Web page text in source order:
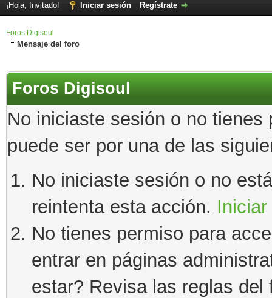
¡Hola, Invitado! Iniciar sesión Regístrate
Foros Digisoul
Mensaje del foro
Foros Digisoul
No iniciaste sesión o no
puede ser por una de las
No iniciaste sesión o no
reintenta esta acción.
No tienes permiso para
entrar en páginas
estar? Revisa las reglas